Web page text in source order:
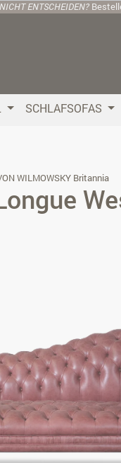
ENTSCHEIDEN?
SCHLAFSOFAS
WILMOWSKY Britannia